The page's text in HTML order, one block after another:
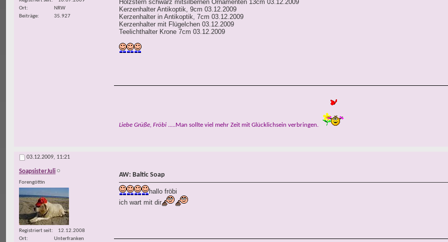
Ort
NRW
Beiträge
35.927
Holzstern schwarz mitsilbernen Ornamenten 13cm 03.12.2009
Kerzenhalter Antikoptik, 9cm 03.12.2009
Kerzenhalter in Antikoptik, 7cm 03.12.2009
Kerzenhalter mit Flügelchen 03.12.2009
Teelichthalter Krone 7cm 03.12.2009
Liebe Grüße, Fröbi .....Man sollte viel mehr Zeit mit Glücklichsein verbringen.
03.12.2009, 11:21
SoapsisterJuli
Forengöttin
Registriert seit
12.12.2008
Ort
Unterfranken
AW: Baltic Soap
hallo fröbi
ich wart mit dir